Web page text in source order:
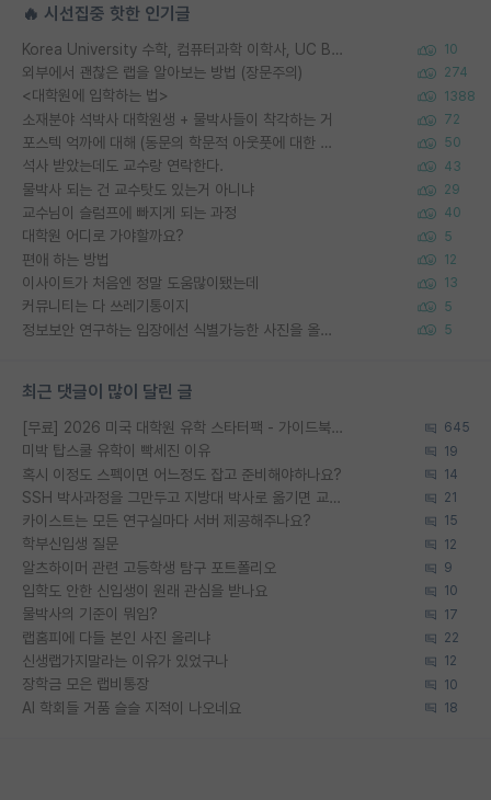
🔥 시선집중 핫한 인기글
Korea University 수학, 컴퓨터과학 이학사, UC Berkeley 산업공학 대학원 공학박사가 되는 것은 쉽지 않겠죠? 10
외부에서 괜찮은 랩을 알아보는 방법 (장문주의) 274
<대학원에 입학하는 법> 1388
소재분야 석박사 대학원생 + 물박사들이 착각하는 거 72
포스텍 억까에 대해 (동문의 학문적 아웃풋에 대한 반박) 50
석사 받았는데도 교수랑 연락한다. 43
물박사 되는 건 교수탓도 있는거 아니냐 29
교수님이 슬럼프에 빠지게 되는 과정 40
대학원 어디로 가야할까요? 5
편애 하는 방법 12
이사이트가 처음엔 정말 도움많이됐는데 13
커뮤니티는 다 쓰레기통이지 5
정보보안 연구하는 입장에선 식별가능한 사진을 올리는건 비추이긴함 5
최근 댓글이 많이 달린 글
[무료] 2026 미국 대학원 유학 스타터팩 - 가이드북 & 합격자 컨택메일 템플릿 645
미박 탑스쿨 유학이 빡세진 이유 19
혹시 이정도 스펙이면 어느정도 잡고 준비해야하나요? 14
SSH 박사과정을 그만두고 지방대 박사로 옮기면 교수의 꿈은 끝일까요? 21
카이스트는 모든 연구실마다 서버 제공해주나요? 15
학부신입생 질문 12
알츠하이머 관련 고등학생 탐구 포트폴리오 9
입학도 안한 신입생이 원래 관심을 받나요 10
물박사의 기준이 뭐임? 17
랩홈피에 다들 본인 사진 올리냐 22
신생랩가지말라는 이유가 있었구나 12
장학금 모은 랩비통장 10
AI 학회들 거품 슬슬 지적이 나오네요 18